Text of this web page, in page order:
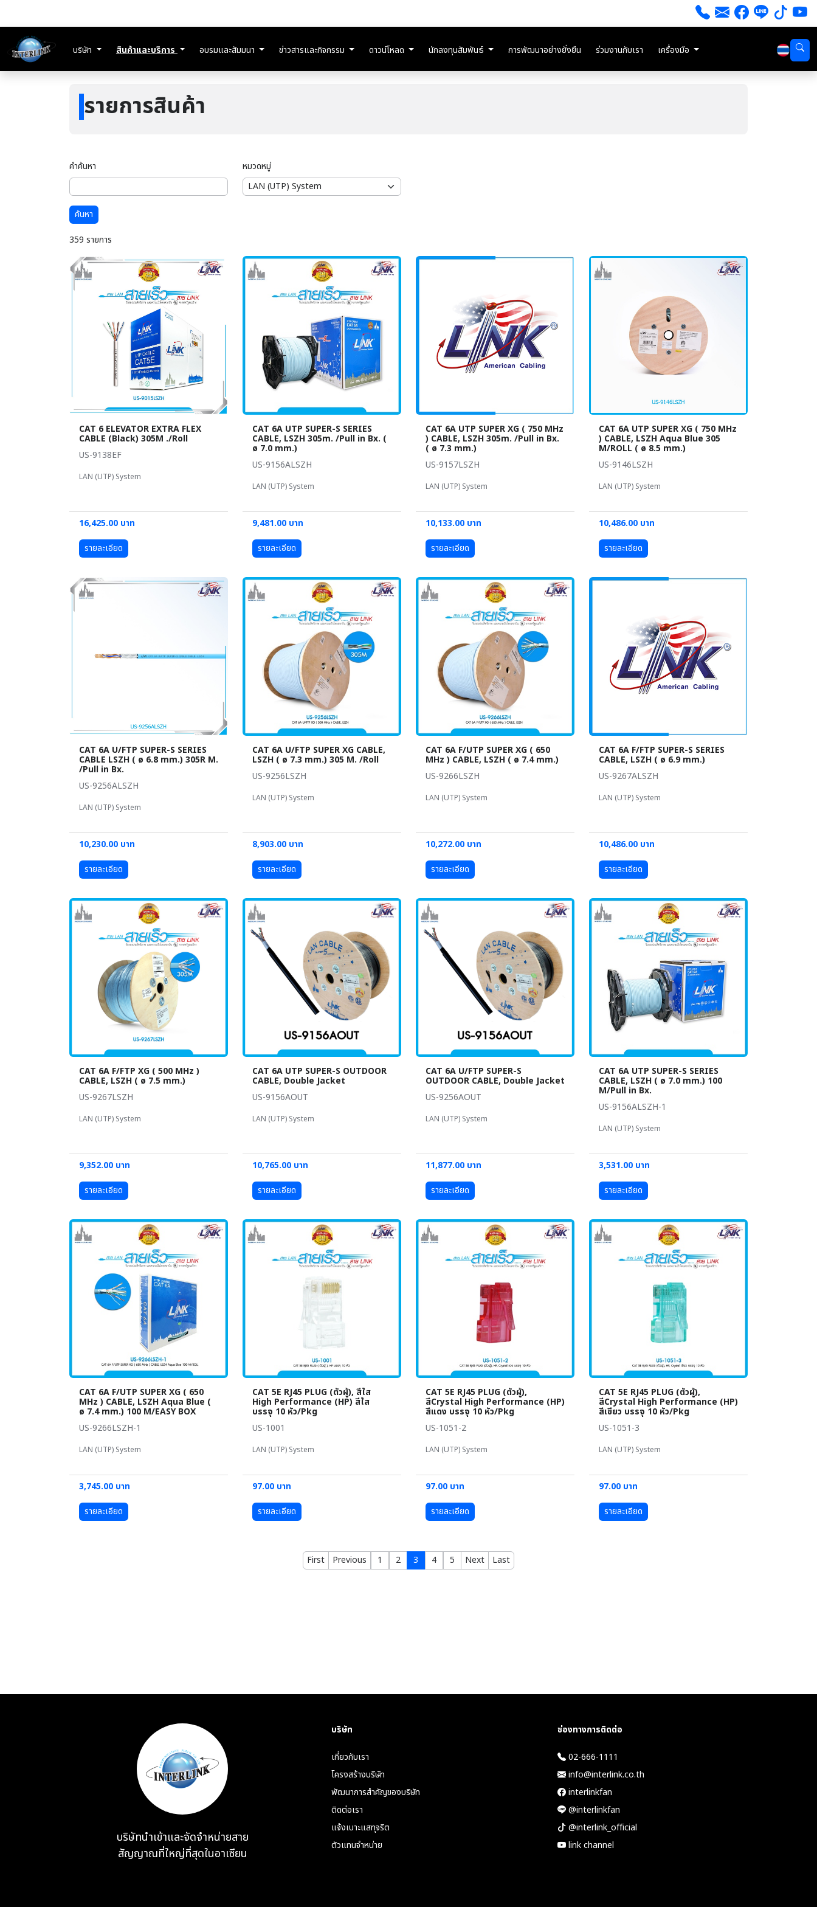
บริษัท สินค้าและบริการ อบรมและสัมมนา ข่าวสารและกิจกรรม ดาวน์โหลด นักลงทุนสัมพันธ์ การพัฒนาอย่างยั่งยืน ร่วมงานกับเรา เครื่องมือ
รายการสินค้า
คำค้นหา หมวดหมู่
ค้นหา
359 รายการ
CAT 6 ELEVATOR EXTRA FLEX
CABLE (Black) 305M ./Roll
US-9138EF
LAN (UTP) System
16,425.00 บาท
รายละเอียด
CAT 6A UTP SUPER-S SERIES
CABLE, LSZH 305m. /Pull in Bx. (
ø 7.0 mm.)
US-9156ALSZH
LAN (UTP) System
9,481.00 บาท
รายละเอียด
CAT 6A UTP SUPER XG ( 750 MHz
) CABLE, LSZH 305m. /Pull in Bx.
( ø 7.3 mm.)
US-9157LSZH
LAN (UTP) System
10,133.00 บาท
รายละเอียด
CAT 6A UTP SUPER XG ( 750 MHz
) CABLE, LSZH Aqua Blue 305
M/ROLL ( ø 8.5 mm.)
US-9146LSZH
LAN (UTP) System
10,486.00 บาท
รายละเอียด
CAT 6A U/FTP SUPER-S SERIES
CABLE LSZH ( ø 6.8 mm.) 305R M.
/Pull in Bx.
US-9256ALSZH
LAN (UTP) System
10,230.00 บาท
รายละเอียด
CAT 6A U/FTP SUPER XG CABLE,
LSZH ( ø 7.3 mm.) 305 M. /Roll
US-9256LSZH
LAN (UTP) System
8,903.00 บาท
รายละเอียด
CAT 6A F/UTP SUPER XG ( 650
MHz ) CABLE, LSZH ( ø 7.4 mm.)
US-9266LSZH
LAN (UTP) System
10,272.00 บาท
รายละเอียด
CAT 6A F/FTP SUPER-S SERIES
CABLE, LSZH ( ø 6.9 mm.)
US-9267ALSZH
LAN (UTP) System
10,486.00 บาท
รายละเอียด
CAT 6A F/FTP XG ( 500 MHz )
CABLE, LSZH ( ø 7.5 mm.)
US-9267LSZH
LAN (UTP) System
9,352.00 บาท
รายละเอียด
CAT 6A UTP SUPER-S OUTDOOR
CABLE, Double Jacket
US-9156AOUT
LAN (UTP) System
10,765.00 บาท
รายละเอียด
CAT 6A U/FTP SUPER-S
OUTDOOR CABLE, Double Jacket
US-9256AOUT
LAN (UTP) System
11,877.00 บาท
รายละเอียด
CAT 6A UTP SUPER-S SERIES
CABLE, LSZH ( ø 7.0 mm.) 100
M/Pull in Bx.
US-9156ALSZH-1
LAN (UTP) System
3,531.00 บาท
รายละเอียด
CAT 6A F/UTP SUPER XG ( 650
MHz ) CABLE, LSZH Aqua Blue (
ø 7.4 mm.) 100 M/EASY BOX
US-9266LSZH-1
LAN (UTP) System
3,745.00 บาท
รายละเอียด
CAT 5E RJ45 PLUG (ตัวผู้), สีใส
High Performance (HP) สีใส
บรรจุ 10 หัว/Pkg
US-1001
LAN (UTP) System
97.00 บาท
รายละเอียด
CAT 5E RJ45 PLUG (ตัวผู้),
สีCrystal High Performance (HP)
สีแดง บรรจุ 10 หัว/Pkg
US-1051-2
LAN (UTP) System
97.00 บาท
รายละเอียด
CAT 5E RJ45 PLUG (ตัวผู้),
สีCrystal High Performance (HP)
สีเขียว บรรจุ 10 หัว/Pkg
US-1051-3
LAN (UTP) System
97.00 บาท
รายละเอียด
First Previous 1 2 3 4 5 Next Last
บริษัทนำเข้าและจัดจำหน่ายสาย
สัญญาณที่ใหญ่ที่สุดในอาเซียน
บริษัท
เกี่ยวกับเรา
โครงสร้างบริษัท
พัฒนาการสำคัญของบริษัท
ติดต่อเรา
แจ้งเบาะแสทุจริต
ตัวแทนจำหน่าย
ช่องทางการติดต่อ
02-666-1111
info@interlink.co.th
interlinkfan
@interlinkfan
@interlink_official
link channel